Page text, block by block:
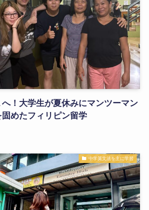
！大学生が夏休みにマンツーマン
めたフィリピン留学
中学英文法を主に学習